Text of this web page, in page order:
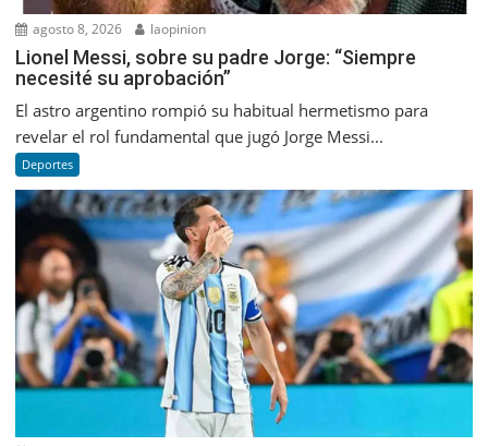
agosto 8, 2026 laopinion
Lionel Messi, sobre su padre Jorge: “Siempre
necesité su aprobación”
El astro argentino rompió su habitual hermetismo para
revelar el rol fundamental que jugó Jorge Messi...
Deportes